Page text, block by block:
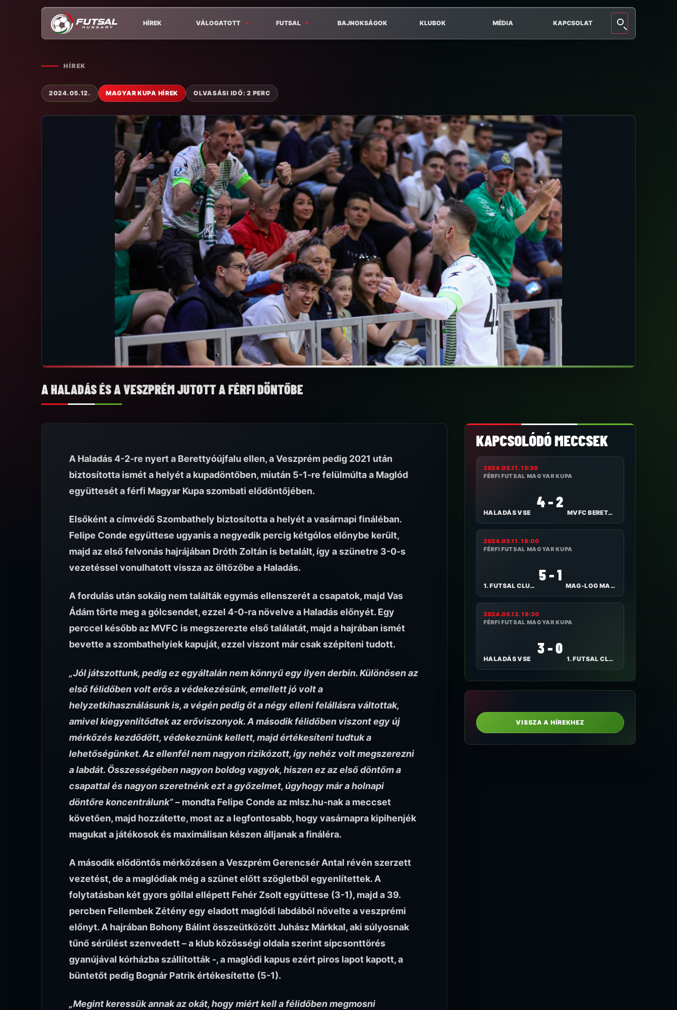
HÍREK VÁLOGATOTT FUTSAL BAJNOKSÁGOK KLUBOK MÉDIA KAPCSOLAT
HÍREK
2024.05.12. MAGYAR KUPA HÍREK OLVASÁSI IDŐ: 2 PERC
A HALADÁS ÉS A VESZPRÉM JUTOTT A FÉRFI DÖNTŐBE
A Haladás 4-2-re nyert a Berettyóújfalu ellen, a Veszprém pedig 2021 után
biztosította ismét a helyét a kupadöntőben, miután 5-1-re felülmúlta a Maglód
együttesét a férfi Magyar Kupa szombati elődöntőjében.
Elsőként a címvédő Szombathely biztosította a helyét a vasárnapi fináléban.
Felipe Conde együttese ugyanis a negyedik percig kétgólos előnybe került,
majd az első felvonás hajrájában Dróth Zoltán is betalált, így a szünetre 3-0-s
vezetéssel vonulhatott vissza az öltözőbe a Haladás.
A fordulás után sokáig nem találták egymás ellenszerét a csapatok, majd Vas
Ádám törte meg a gólcsendet, ezzel 4-0-ra növelve a Haladás előnyét. Egy
perccel később az MVFC is megszerezte első találatát, majd a hajrában ismét
bevette a szombathelyiek kapuját, ezzel viszont már csak szépíteni tudott.
„Jól játszottunk, pedig ez egyáltalán nem könnyű egy ilyen derbin. Különösen az
első félidőben volt erős a védekezésünk, emellett jó volt a
helyzetkihasználásunk is, a végén pedig öt a négy elleni felállásra váltottak,
amivel kiegyenlítődtek az erőviszonyok. A második félidőben viszont egy új
mérkőzés kezdődött, védekeznünk kellett, majd értékesíteni tudtuk a
lehetőségünket. Az ellenfél nem nagyon rizikózott, így nehéz volt megszerezni
a labdát. Összességében nagyon boldog vagyok, hiszen ez az első döntőm a
csapattal és nagyon szeretnénk ezt a győzelmet, úgyhogy már a holnapi
döntőre koncentrálunk”– mondta Felipe Conde az mlsz.hu-nak a meccset
követően, majd hozzátette, most az a legfontosabb, hogy vasárnapra kipihenjék
magukat a játékosok és maximálisan készen álljanak a fináléra.
A második elődöntős mérkőzésen a Veszprém Gerencsér Antal révén szerzett
vezetést, de a maglódiak még a szünet előtt szögletből egyenlítettek. A
folytatásban két gyors góllal ellépett Fehér Zsolt együttese (3-1), majd a 39.
percben Fellembek Zétény egy eladott maglódi labdából növelte a veszprémi
előnyt. A hajrában Bohony Bálint összeütközött Juhász Márkkal, aki súlyosnak
tűnő sérülést szenvedett – a klub közösségi oldala szerint sípcsonttörés
gyanújával kórházba szállították -, a maglódi kapus ezért piros lapot kapott, a
büntetőt pedig Bognár Patrik értékesítette (5-1).
„Megint keressük annak az okát, hogy miért kell a félidőben megmosni
KAPCSOLÓDÓ MECCSEK
2024.05.11. 15:30
FÉRFI FUTSAL MAGYAR KUPA
HALADÁS VSE
4 - 2
MVFC BERETTYÓÚJFALU
2024.05.11. 18:00
FÉRFI FUTSAL MAGYAR KUPA
1. FUTSAL CLUB VESZPRÉM
5 - 1
MAG-LOG MAGLÓDI TC
2024.05.12. 16:30
FÉRFI FUTSAL MAGYAR KUPA
HALADÁS VSE
3 - 0
1. FUTSAL CLUB VESZPRÉM
VISSZA A HÍREKHEZ